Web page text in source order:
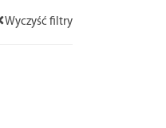
Wyczyść filtry